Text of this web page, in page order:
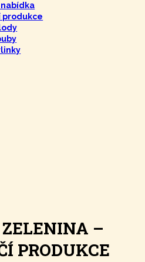
nabídka
produkce
–
PRODUKCE